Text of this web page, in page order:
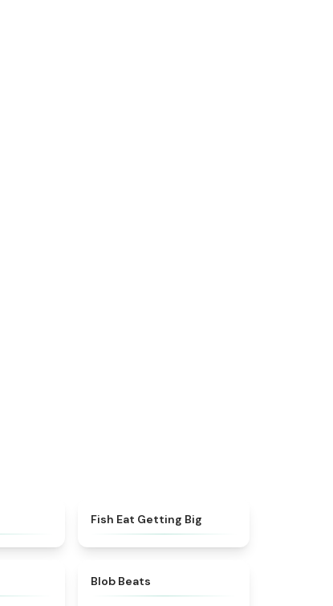
Fish Eat Getting Big
Blob Beats​